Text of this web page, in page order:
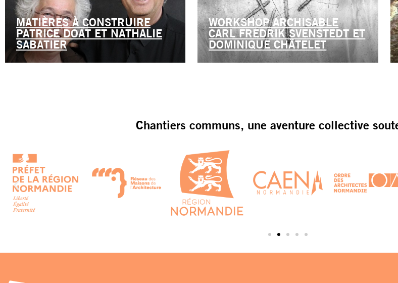
MATIÈRES À CONSTRUIRE
PATRICE DOAT ET NATHALIE
SABATIER
WORKSHOP ARCHISABLE
CARL FREDRIK SVENSTEDT ET
DOMINIQUE CHÂTELET
Chantiers communs, une aventure collective